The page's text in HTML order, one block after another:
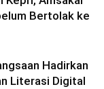
Bertolak ke
Hadirkan
Literasi Digital